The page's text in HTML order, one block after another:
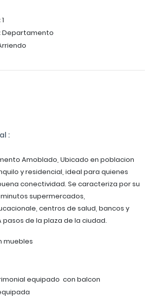
1
Departamento
:
Amoblado, Ubicado en poblacion
y residencial, ideal para quienes
conectividad. Se caracteriza por su
supermercados,
centros de salud, bancos y
pasos de la plaza de la ciudad.
muebles
equipado con balcon